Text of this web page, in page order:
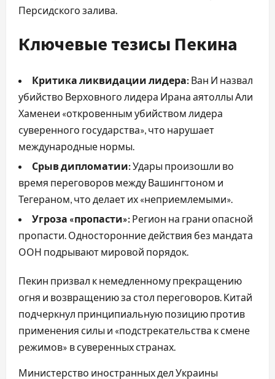
Персидского залива.
Ключевые тезисы Пекина
Критика ликвидации лидера: Ван И назвал
убийство Верховного лидера Ирана аятоллы Али
Хаменеи «откровенным убийством лидера
суверенного государства», что нарушает
международные нормы.
Срыв дипломатии:Удары произошли во
время переговоров между Вашингтоном и
Тегераном, что делает их «неприемлемыми».
Угроза «пропасти»: Регион на грани опасной
пропасти. Односторонние действия без мандата
ООН подрывают мировой порядок.
Пекин призвал к немедленному прекращению
огня и возвращению за стол переговоров. Китай
подчеркнул принципиальную позицию против
применения силы и «подстрекательства к смене
режимов» в суверенных странах.
Министерство иностранных дел Украины